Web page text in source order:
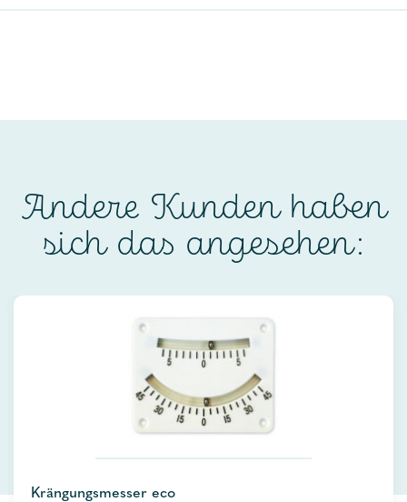
Andere Kunden haben
sich das angesehen:
Krängungsmesser eco